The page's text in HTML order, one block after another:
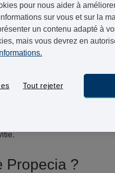
être prescrit aux femmes.
de ne jamais toucher des
pour les femmes sujettes à
Propecia ?
pour nous aider à
sur vous et sur la
un contenu adapté à
mais vous devrez en
Tout rejeter